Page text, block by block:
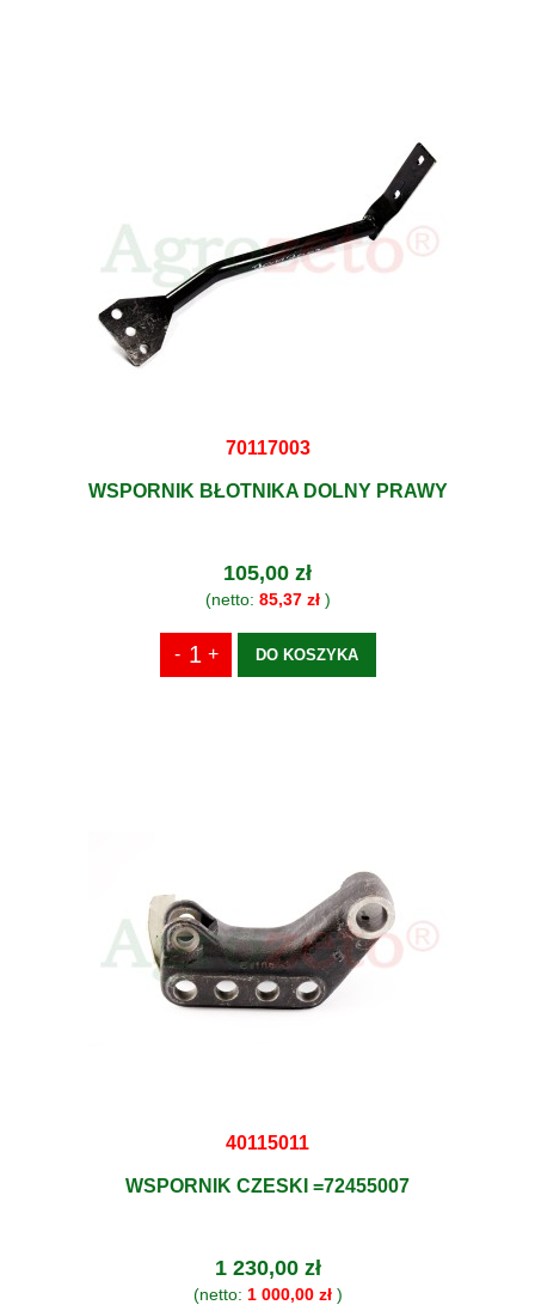
70117003
WSPORNIK BŁOTNIKA DOLNY PRAWY
105,00 zł
(netto: 85,37 zł)
DO KOSZYKA
40115011
WSPORNIK CZESKI =72455007
1 230,00 zł
(netto: 1 000,00 zł)